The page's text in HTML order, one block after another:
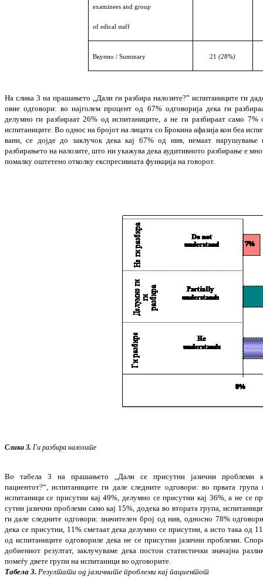
examinees and group
of edical staff
Вкупно / Summary 21 (28%)
На слика 3 на прашањето „Дали ги разбира налозите?” испитаниците ги
овие одговори: во најголем процент од 67% одговорија дека ги
делумно ги разбираат 26% од испитаниците, а не ги разбираат само 7%
испитаниците. Во однос на бројот на лицата со Брокина афазија кои беа испи
вани, се дојде до заклучок дека кај 67% од нив, немаат нарушување
разбирањето на налозите, што ни укажува дека аудитивното разбирање е
помалку оштетено отколку експресивната функција на говорот.
Слика 3. Ги разбира налозите
Во табела 3 на прашањето „Дали се присутни јазични проблеми
пациентот?“, испитаниците ги дале следните одговори:во првата група
испитаници се присутни кај 49%, делумно се присутни кај 36%, а не се
сутни јазични проблеми само кај 15%, додека во втората група,
ги дале следните одговори: значителен број од нив, односно 78%
дека се при­сутни, 11% сметаат дека делумно се при­сутни, а исто така од
од испитаниците одго­вориле дека не се присутни јазични про­блеми.
добиениот резултат, заклучуваме дека постои статистички значајна разли
помеѓу двете групи на испитаници во одговорите.
Табела 3. Резултати од јазичните проблеми кај пациентот